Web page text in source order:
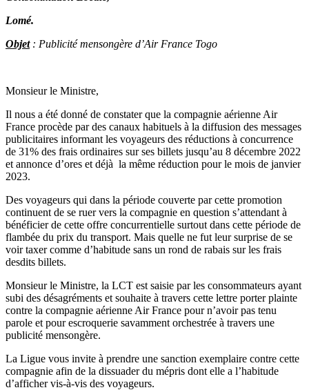
Lomé.
Objet: Publicité mensongère d’Air France Togo
Monsieur le Ministre,
Il nous a été donné de constater que la compagnie aérienne Air
France procède par des canaux habituels à la diffusion des messages
publicitaires informant les voyageurs des réductions à concurrence
de 31% des frais ordinaires sur ses billets jusqu’au 8 décembre 2022
et annonce d’ores et déjà la même réduction pour le mois de janvier
2023.
Des voyageurs qui dans la période couverte par cette promotion
continuent de se ruer vers la compagnie en question s’attendant à
bénéficier de cette offre concurrentielle surtout dans cette période de
flambée du prix du transport. Mais quelle ne fut leur surprise de se
voir taxer comme d’habitude sans un rond de rabais sur les frais
desdits billets.
Monsieur le Ministre, la LCT est saisie par les consommateurs ayant
subi des désagréments et souhaite à travers cette lettre porter plainte
contre la compagnie aérienne Air France pour n’avoir pas tenu
parole et pour escroquerie savamment orchestrée à travers une
publicité mensongère.
La Ligue vous invite à prendre une sanction exemplaire contre cette
compagnie afin de la dissuader du mépris dont elle a l’habitude
d’afficher vis-à-vis des voyageurs.